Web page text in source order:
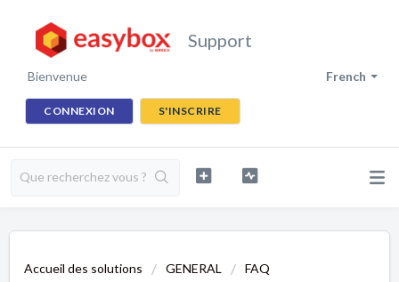
Support
French
Bienvenue
CONNEXION S'INSCRIRE
Accueil des solutions GENERAL FAQ